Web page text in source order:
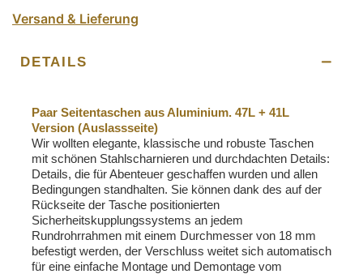
Versand & Lieferung
DETAILS
Paar Seitentaschen aus Aluminium. 47L + 41L
Version (Auslassseite)
Wir wollten elegante, klassische und robuste Taschen
mit schönen Stahlscharnieren und durchdachten Details:
Details, die für Abenteuer geschaffen wurden und allen
Bedingungen standhalten. Sie können dank des auf der
Rückseite der Tasche positionierten
Sicherheitskupplungssystems an jedem
Rundrohrrahmen mit einem Durchmesser von 18 mm
befestigt werden, der Verschluss weitet sich automatisch
für eine einfache Montage und Demontage vom